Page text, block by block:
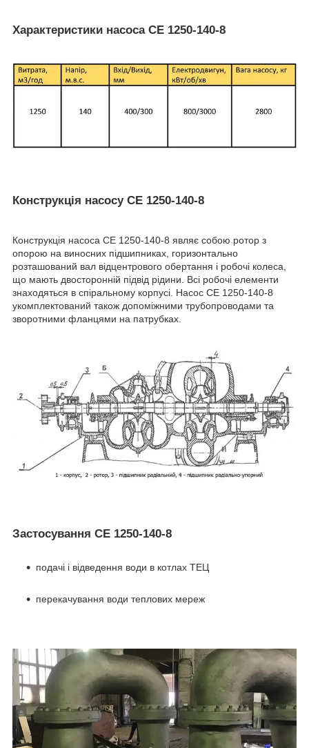
Характеристики насоса СЕ 1250-140-8
Конструкція насосу СЕ 1250-140-8
Конструкція насоса СЕ 1250-140-8 являє собою ротор з
опорою на виносних підшипниках, горизонтально
розташований вал відцентрового обертання і робочі колеса,
що мають двосторонній підвід рідини. Всі робочі елементи
знаходяться в спіральному корпусі. Насос СЕ 1250-140-8
укомплектований також допоміжними трубопроводами та
зворотними фланцями на патрубках.
Застосування СЕ 1250-140-8
подачі і відведення води в котлах ТЕЦ
перекачування води теплових мереж